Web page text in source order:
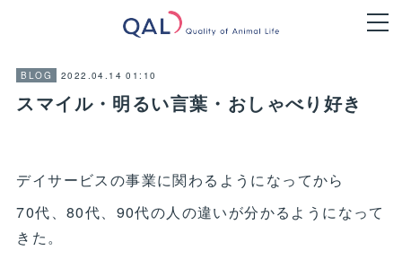
BLOG 2022.04.14 01:10
スマイル・明るい言葉・おしゃべり好き
デイサービスの事業に関わるようになってから
70代、80代、90代の人の違いが分かるようになって
きた。